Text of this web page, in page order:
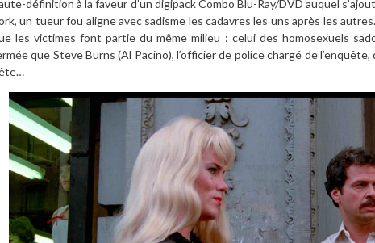
définition àla faveur d’un digipack Combo Blu-Ray/DVD auquel s’
un tueur fou aligne avec sadisme les cadavres les uns après les
les victimes font partie du même milieu : celui des homosexuels
e que Steve Burns (Al Pacino), l’officier de police chargé de l’enquête,